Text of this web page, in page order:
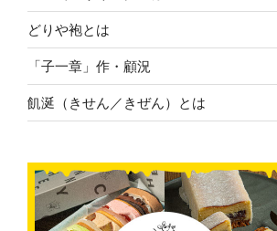
どりや袍とは
「子一章」作・顧況
飢涎（きせん／きぜん）とは